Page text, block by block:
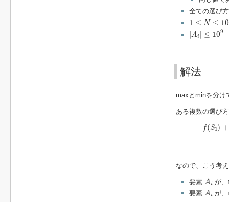
全ての選び
1 ≤ N ≤ 10
≤10
| A i | ≤ 109
| A ≤
解法
maxとminを分け
ある複数の選び
f(S1) +
S1) + (
なので、こう考
要素 A i
Ai が、
要素 A i
Ai が、